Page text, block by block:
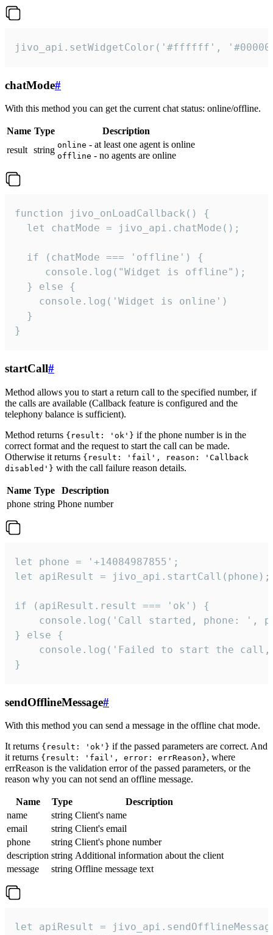
jivo_api.setWidgetColor('#ffffff',
chatMode#
With this method you can get the current chat status: online/offline.
Name Type
Description
result string online - at least one agent is online
offline - no agents are online
function jivo_onLoadCallback() {
  let chatMode = jivo_api.chatMode();
  if (chatMode === 'offline') {
     console.log("Widget is offline");
  } else {
    console.log('Widget is online')
  }
}
startCall#
Method allows you to start a return call to the specified number, if
the calls are available (Callback feature is configured and the
telephony balance is sufficient).
Method returns {result: 'ok'} if the phone number is in the
correct format and the request to start the call can be made.
Otherwise it returns {result: 'fail', reason: 'Callback
disabled'} with the call failure reason details.
Name Type
Description
phone string Phone number
let phone = '+14084987855';
let apiResult = jivo_api.startCall(phone);
if (apiResult.result === 'ok') {
console.log('Call started, phone: ',
} else {
console.log('Failed to start the
}
sendOfflineMessage#
With this method you can send a message in the offline chat mode.
It returns {result: 'ok'} if the passed parameters are correct. And
it returns {result: 'fail', error: errReason}, where
errReason is the validation error of the passed parameters, or the
reason why you can not send an offline message.
Name Type
Description
name
string Client's name
email
string Client's email
phone
string Client's phone number
description string Additional information about the client
message
string Offline message text
let apiResult =